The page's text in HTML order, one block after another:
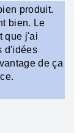
produit.
bien. Le
que j'ai
d'idées
de ça